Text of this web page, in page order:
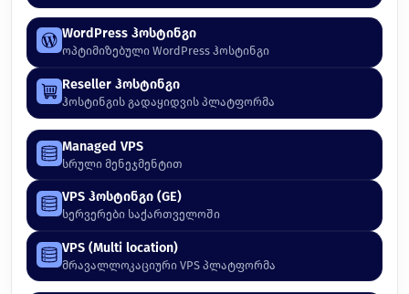
WordPress ჰოსტინგი
ოპტიმიზებული WordPress ჰოსტინგი
Reseller ჰოსტინგი
ჰოსტინგის გადაყიდვის პლატფორმა
Managed VPS
სრული მენეჯმენტით
VPS ჰოსტინგი (GE)
სერვერები საქართველოში
VPS (Multi location)
მრავალლოკაციური VPS პლატფორმა